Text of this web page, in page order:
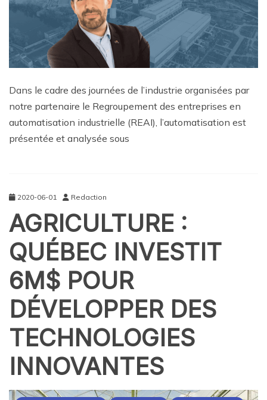
Dans le cadre des journées de l’industrie organisées par
notre partenaire le Regroupement des entreprises en
automatisation industrielle (REAI), l’automatisation est
présentée et analysée sous
2020-06-01 Redaction
AGRICULTURE :
QUÉBEC INVESTIT
6M$ POUR
DÉVELOPPER DES
TECHNOLOGIES
INNOVANTES